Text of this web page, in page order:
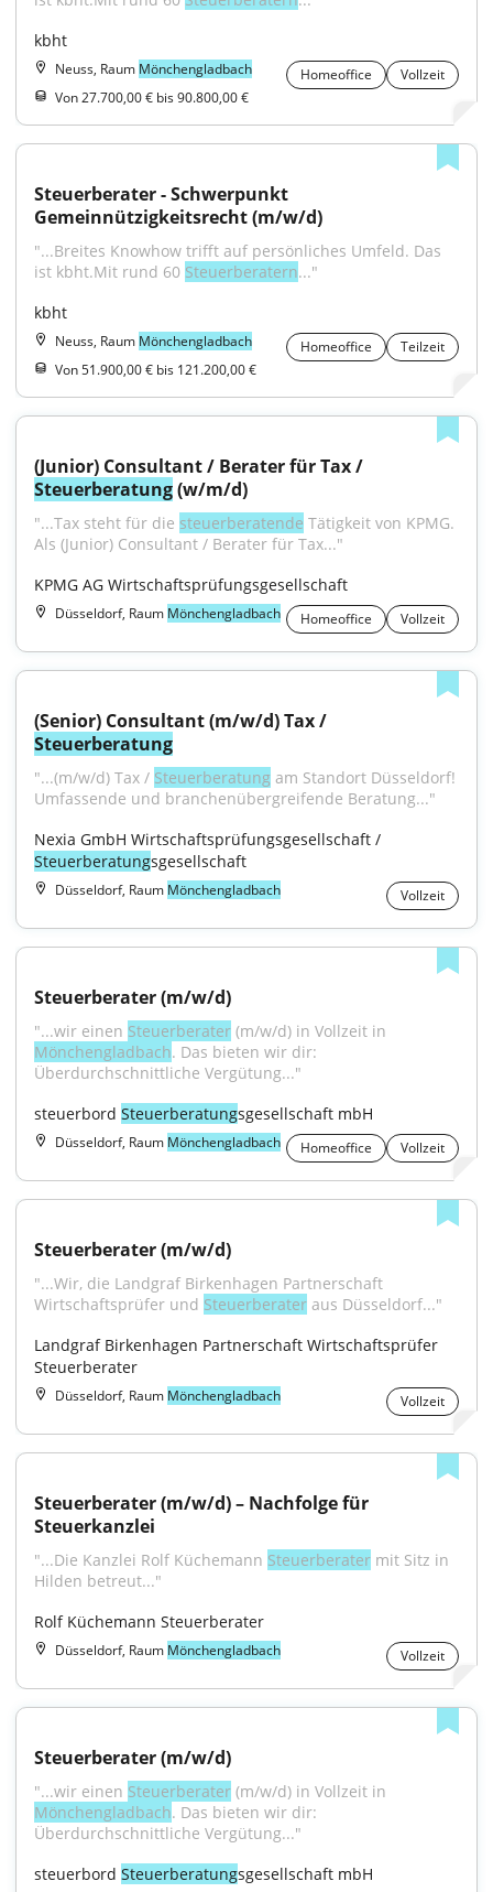
kbht
Neuss, Raum Mönchengladbach Homeoffice
Vollzeit
Von 27.700,00 € bis 90.800,00 €
Steuerberater - Schwerpunkt
Gemeinnützigkeitsrecht (m/w/d)
"...Breites Knowhow trifft auf persönliches Umfeld. Das
ist kbht.Mit rund 60 Steuerberatern..."
kbht
Neuss, Raum Mönchengladbach Homeoffice
Teilzeit
Von 51.900,00 € bis 121.200,00 €
Steuerberatung (w/m/d)
"...Tax steht für die steuerberatende Tätigkeit von KPMG.
Als (Junior) Consultant / Berater für Tax..."
KPMG AG Wirtschaftsprüfungsgesellschaft
Düsseldorf, Raum Mönchengladbach Homeoffice Vollzeit
Steuerberatung
"...(m/w/d) Tax / Steuerberatung am Standort Düsseldorf!
Umfassende und branchenübergreifende Beratung..."
Steuerberatungsgesellschaft
Düsseldorf, Raum Mönchengladbach Vollzeit
Steuerberater (m/w/d)
"...wir einen Steuerberater
Mönchengladbach. Das bieten wir dir:
Überdurchschnittliche Vergütung..."
steuerbord Steuerberatungsgesellschaft mbH
Düsseldorf, Raum Mönchengladbach Homeoffice Vollzeit
Steuerberater (m/w/d)
"...Wir, die Landgraf Birkenhagen Partnerschaft
Wirtschaftsprüfer und Steuerberater aus Düsseldorf..."
Landgraf Birkenhagen Partnerschaft Wirtschaftsprüfer
Steuerberater
Düsseldorf, Raum Mönchengladbach Vollzeit
Steuerberater (m/w/d) – Nachfolge für
Steuerkanzlei
"...Die Kanzlei Rolf Küchemann Steuerberater mit Sitz in
Hilden betreut..."
Rolf Küchemann Steuerberater
Düsseldorf, Raum Mönchengladbach Vollzeit
Steuerberater (m/w/d)
"...wir einen Steuerberater
Mönchengladbach. Das bieten wir dir:
Überdurchschnittliche Vergütung..."
steuerbord Steuerberatungsgesellschaft mbH